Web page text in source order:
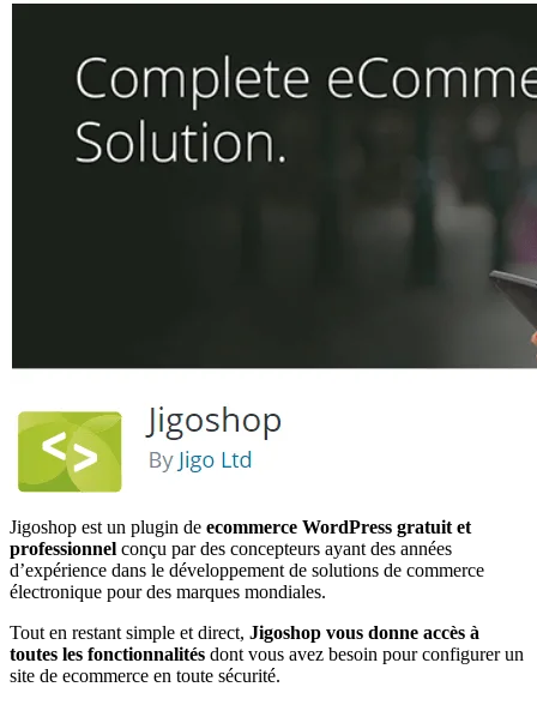
Jigoshop est un plugin de ecommerce WordPress gratuit et
professionnel conçu par des concepteurs ayant des années
d’expérience dans le développement de solutions de commerce
électronique pour des marques mondiales.
Tout en restant simple et direct, Jigoshop vous donne accès à
toutes les fonctionnalités dont vous avez besoin pour configurer un
site de ecommerce en toute sécurité.